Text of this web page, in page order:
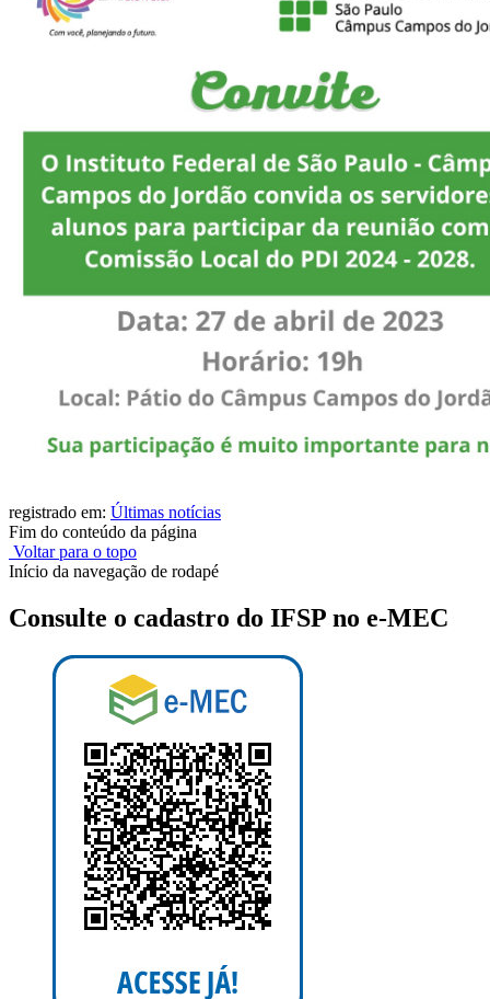
registrado em: Últimas notícias
Fim do conteúdo da página
Voltar para o topo
Início da navegação de rodapé
Consulte o cadastro do IFSP no e-MEC